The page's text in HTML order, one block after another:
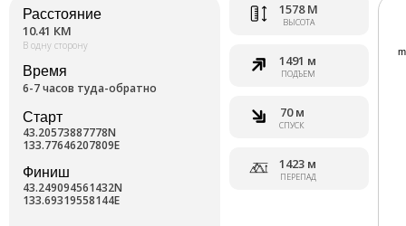
Расстояние
10.41 КМ
В одну сторону
Время
6-7 часов туда-обратно
Старт
43.20573887778N
133.77646207809E
Финиш
43.249094561432N
133.69319558144E
1578 М
ВЫСОТА
1491 м
ПОДЪЕМ
70 м
СПУСК
1423 м
ПЕРЕПАД
m